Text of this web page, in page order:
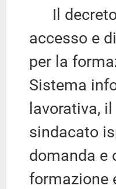
Il decreto
accesso e
per la
Sistema
lavorativa,
sindacato
domanda e
formazione